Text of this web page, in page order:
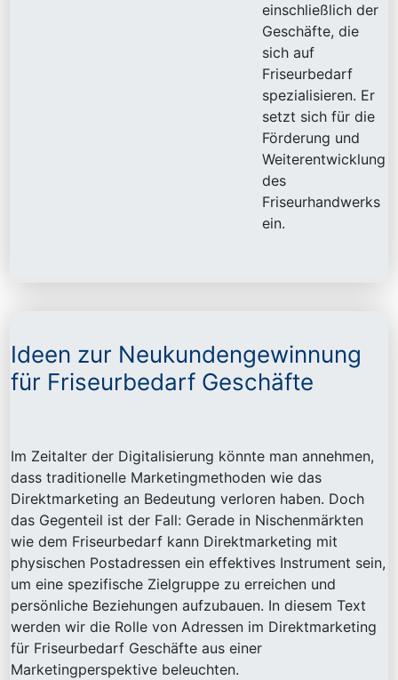
einschließlich der
Geschäfte, die
sich auf
Friseurbedarf
spezialisieren. Er
setzt sich für die
Förderung und
Weiterentwicklung
des
Friseurhandwerks
ein.
Ideen zur Neukundengewinnung
für Friseurbedarf Geschäfte
Im Zeitalter der Digitalisierung könnte man annehmen,
dass traditionelle Marketingmethoden wie das
Direktmarketing an Bedeutung verloren haben. Doch
das Gegenteil ist der Fall: Gerade in Nischenmärkten
wie dem Friseurbedarf kann Direktmarketing mit
physischen Postadressen ein effektives Instrument sein,
um eine spezifische Zielgruppe zu erreichen und
persönliche Beziehungen aufzubauen. In diesem Text
werden wir die Rolle von Adressen im Direktmarketing
für Friseurbedarf Geschäfte aus einer
Marketingperspektive beleuchten.